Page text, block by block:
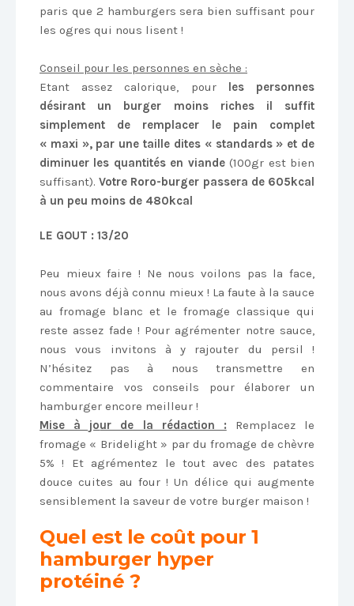
paris que 2 hamburgers sera bien suffisant pour
les ogres qui nous lisent !
Conseil pour les personnes en sèche :
Etant assez calorique, pour les personnes
désirant un burger moins riches il suffit
simplement de remplacer le pain complet
« maxi », par une taille dites « standards » et de
diminuer les quantités en viande(100gr est bien
suffisant).Votre Roro-burger passera de 605kcal
à un peu moins de 480kcal
LE GOUT : 13/20
Peu mieux faire ! Ne nous voilons pas la face,
nous avons déjà connu mieux ! La faute à la sauce
au fromage blanc et le fromage classique qui
reste assez fade ! Pour agrémenter notre sauce,
nous vous invitons à y rajouter du persil !
N’hésitez pas à nous transmettre en
commentaire vos conseils pour élaborer un
hamburger encore meilleur !
Mise à jour de la rédaction : Remplacez le
fromage « Bridelight » par du fromage de chèvre
5% ! Et agrémentez le tout avec des patates
douce cuites au four ! Un délice qui augmente
sensiblement la saveur de votre burger maison !
Quel est le coûtpour 1
hamburger hyper
protéiné ?